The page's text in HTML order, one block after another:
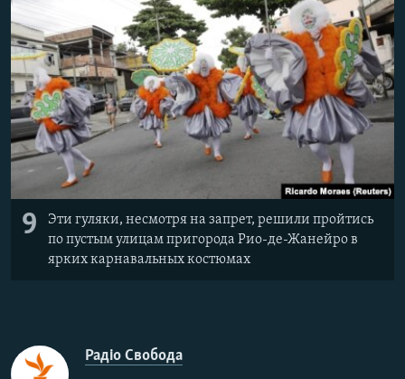
9
Эти гуляки, несмотря на запрет, решили пройтись
по пустым улицам пригорода Рио-де-Жанейро в
ярких карнавальных костюмах
Радіо Свобода